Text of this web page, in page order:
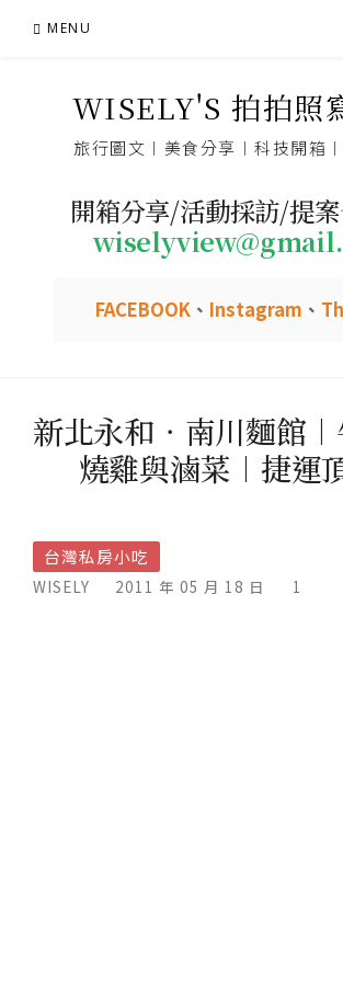
MENU
WISELY'S 拍拍照
旅行圖文︱美食分享︱科技開箱
開箱分享/活動採訪/提案
FACEBOOK 、 Instagram 、
新北永和．南川麵館︱
燒雞與滷菜︱捷運
台灣私房小吃
WISELY 2011 年 05 月 18 日 1